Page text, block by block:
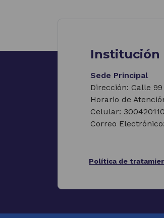
Institución
Sede Principal
Dirección: Calle
Horario de
Celular:
Correo Electrónico:
Política de
abrirá